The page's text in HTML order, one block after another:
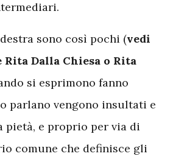
sono così pochi (vedi
Rita Dalla Chiesa o Rita
si esprimono fanno
parlano vengono insultati e
pietà, e proprio per via di
comune che definisce gli